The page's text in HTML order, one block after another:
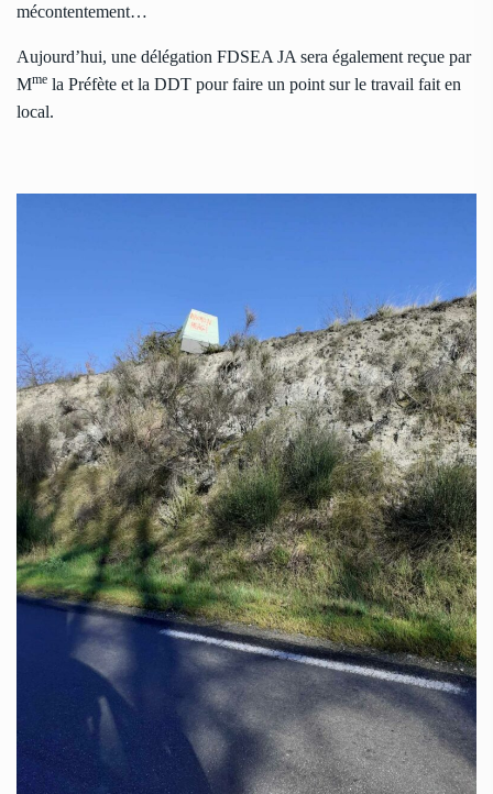
mécontentement…
Aujourd’hui, une délégation FDSEA JA sera également reçue par
Mme la Préfète et la DDT pour faire un point sur le travail fait en
local.